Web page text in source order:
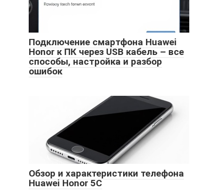
Подключение смартфона Huawei
Honor к ПК через USB кабель – все
способы, настройка и разбор
ошибок
Обзор и характеристики телефона
Huawei Honor 5C